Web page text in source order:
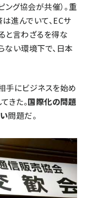
ング協会が共催）。重
進んでいて、ECサ
と言わざるを得な
ない環境下で、日本
手にビジネスを始め
きた。国際化の問題
問題だ。